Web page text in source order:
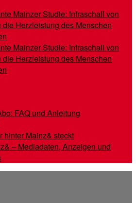
Mainzer Studie: Infraschall von
Herzleistung des Menschen
Mainzer Studie: Infraschall von
Herzleistung des Menschen
FAQ und Anleitung
hinter Mainz& steckt
– Mediadaten, Anzeigen und